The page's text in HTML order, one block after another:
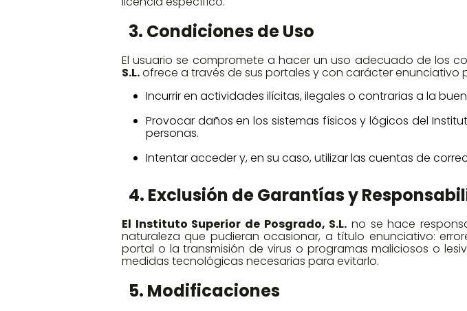
3. Condiciones de Uso
El usuario se compromete a hacer un uso adecuado de los
S.L.ofrece a través de sus portales y con carácter enunciativo
Incurrir en actividades ilícitas, ilegales o contrarias a la
Provocar daños en los sistemas físicos y lógicos del
personas.
Intentar acceder y, en su caso, utilizar las cuentas de
4. Exclusión de Garantías y
El Instituto Superior de Posgrado, S.L. no se hace
naturaleza que pudieran ocasionar, a título enunciativo:
portal o la transmisión de virus o programas maliciosos o
medidas tecnológicas necesarias para evitarlo.
5. Modificaciones